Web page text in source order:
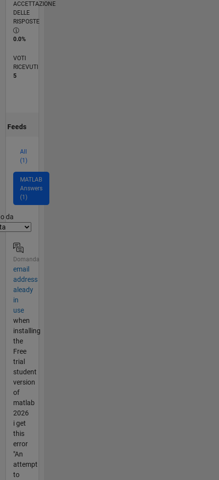
ACCETTAZIONE
DELLE
RISPOSTE
0.0%
VOTI
RICEVUTI
5
Feeds
All
(1)
MATLAB
Answers
(1)
da
Domanda
email
address
aleady
in
use
when
installing
the
Free
trial
student
version
of
matlab
2026
i get
this
error
"An
attempt
to